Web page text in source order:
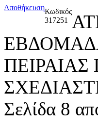
ΑποθήκευσηΚωδικός
317251
ΠΕΙΡΑΙΑΣ
Σελίδα 8